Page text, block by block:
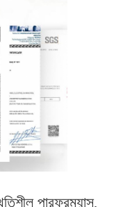
পারফরম্যান্স,